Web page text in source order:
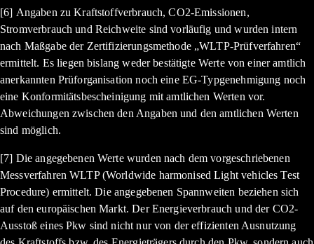
[6] Angaben zu Kraftstoffverbrauch, CO2-Emissionen,
Stromverbrauch und Reichweite sind vorläufig und wurden intern
nach Maßgabe der Zertifizierungsmethode „WLTP-Prüfverfahren“
ermittelt. Es liegen bislang weder bestätigte Werte von einer amtlich
anerkannten Prüforganisation noch eine EG-Typgenehmigung noch
eine Konformitätsbescheinigung mit amtlichen Werten vor.
Abweichungen zwischen den Angaben und den amtlichen Werten
sind möglich.
[7] Die angegebenen Werte wurden nach dem vorgeschriebenen
Messverfahren WLTP (Worldwide harmonised Light vehicles Test
Procedure) ermittelt. Die angegebenen Spannweiten beziehen sich
auf den europäischen Markt. Der Energieverbrauch und der CO2-
Ausstoß eines Pkw sind nicht nur von der effizienten Ausnutzung